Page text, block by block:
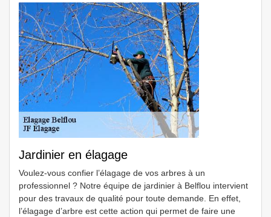
Jardinier en élagage
Voulez-vous confier l’élagage de vos arbres à un
professionnel ? Notre équipe de jardinier à Belflou intervient
pour des travaux de qualité pour toute demande. En effet,
l’élagage d’arbre est cette action qui permet de faire une